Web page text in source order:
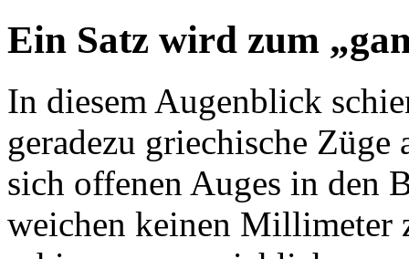
Ein Satz wird zum
In diesem Augenblick
geradezu griechische
sich offenen Auges in den
weichen keinen Millimeter